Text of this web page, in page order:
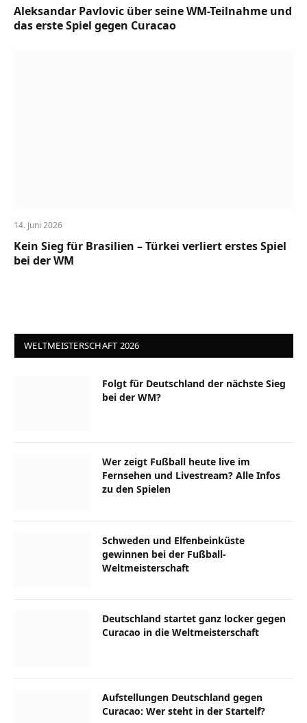
Aleksandar Pavlovic über seine WM-Teilnahme und
das erste Spiel gegen Curacao
14. Juni 2026
Kein Sieg für Brasilien – Türkei verliert erstes Spiel
bei der WM
WELTMEISTERSCHAFT 2026
Folgt für Deutschland der nächste Sieg
bei der WM?
Wer zeigt Fußball heute live im
Fernsehen und Livestream? Alle Infos
zu den Spielen
Schweden und Elfenbeinküste
gewinnen bei der Fußball-
Weltmeisterschaft
Deutschland startet ganz locker gegen
Curacao in die Weltmeisterschaft
Aufstellungen Deutschland gegen
Curacao: Wer steht in der Startelf?